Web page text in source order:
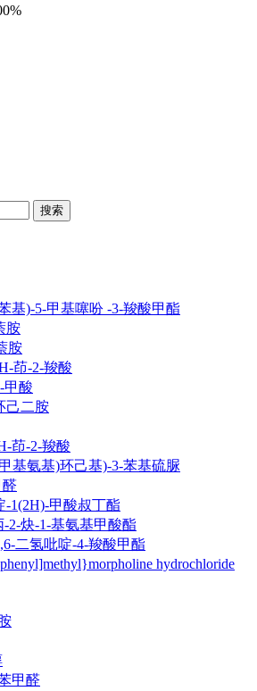
搜索
基)-5-甲基噻吩 -3-羧酸甲酯
胺
胺
茚-2-羧酸
甲酸
己二胺
茚-2-羧酸
基氨基)环己基)-3-苯基硫脲
醛
-1(2H)-甲酸叔丁酯
2-炔-1-基氨基甲酸酯
二氢吡啶-4-羧酸甲酯
hydrochloride
甲醛